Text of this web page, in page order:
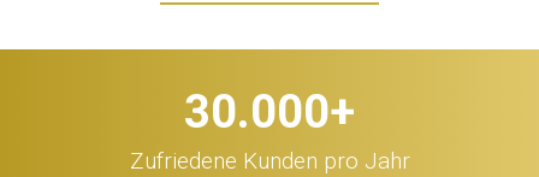
30.000+
Zufriedene Kunden pro Jahr